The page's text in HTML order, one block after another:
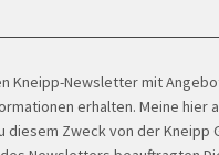
Kneipp-Newsletter mit
erhalten. Meine hier
diesem Zweck von der Kneipp